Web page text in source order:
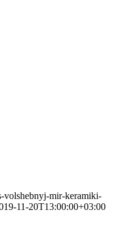
volshebnyj-mir-keramiki-
11-20T13:00:00+03:00